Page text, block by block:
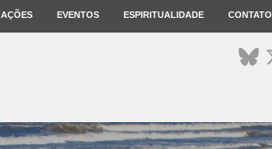
EVENTOS ESPIRITUALIDADE CONTATO